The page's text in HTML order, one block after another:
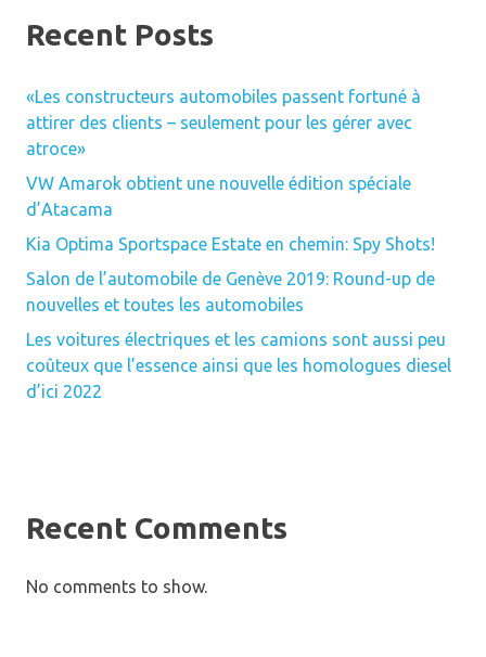
Recent Posts
«Les constructeurs automobiles passent fortuné à
attirer des clients – seulement pour les gérer avec
atroce»
VW Amarok obtient une nouvelle édition spéciale
d’Atacama
Kia Optima Sportspace Estate en chemin: Spy Shots!
Salon de l’automobile de Genève 2019: Round-up de
nouvelles et toutes les automobiles
Les voitures électriques et les camions sont aussi peu
coûteux que l’essence ainsi que les homologues diesel
d’ici 2022
Recent Comments
No comments to show.